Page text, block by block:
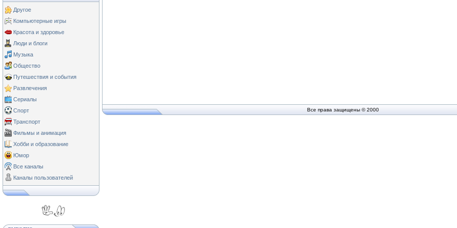
Другое
Компьютерные игры
Красота и здоровье
Люди и блоги
Музыка
Общество
Путешествия и события
Развлечения
Сериалы
Спорт
Транспорт
Фильмы и анимация
Хобби и образование
Юмор
Все каналы
Каналы пользователей
Все права защищены © 2000